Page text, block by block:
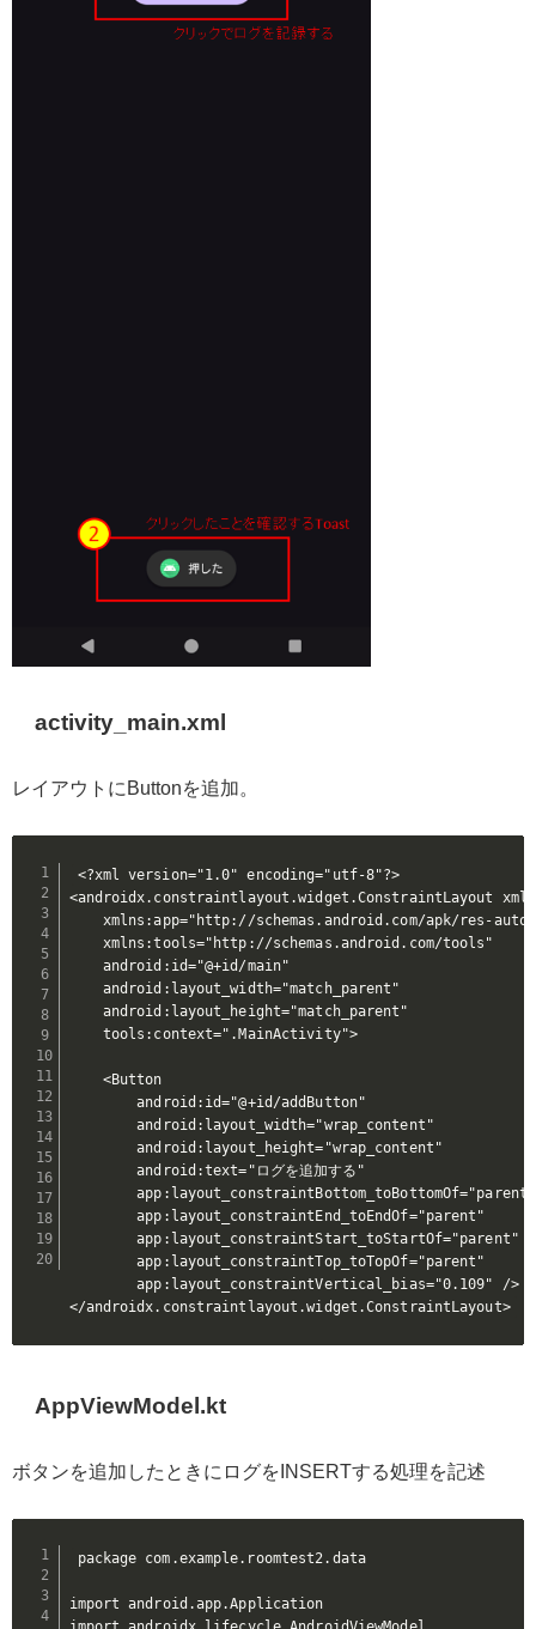
activity_main.xml
レイアウトにButtonを追加。
<?xml version="1.0" encoding="utf-8"?>
<androidx.constraintlayout.widget.ConstraintLayout
    xmlns:app="http://schemas.android.com/apk/res-auto"
    xmlns:tools="http://schemas.android.com/tools"
    android:id="@+id/main"
    android:layout_width="match_parent"
    android:layout_height="match_parent"
    tools:context=".MainActivity">
    <Button
        android:id="@+id/addButton"
        android:layout_width="wrap_content"
        android:layout_height="wrap_content"
        android:text="ログを追加する"
        app:layout_constraintBottom_toBottomOf="parent"
        app:layout_constraintEnd_toEndOf="parent"
        app:layout_constraintStart_toStartOf="parent"
        app:layout_constraintTop_toTopOf="parent"
        app:layout_constraintVertical_bias="0.109" />
</androidx.constraintlayout.widget.ConstraintLayout>
AppViewModel.kt
ボタンを追加したときにログをINSERTする処理を記述
package com.example.roomtest2.data
import android.app.Application